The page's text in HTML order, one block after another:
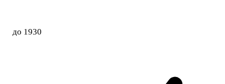
до 1930